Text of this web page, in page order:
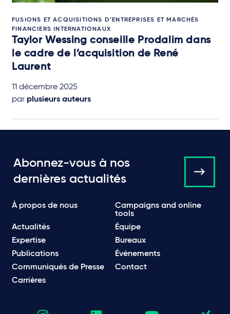
FUSIONS ET ACQUISITIONS D’ENTREPRISES ET MARCHÉS
FINANCIERS INTERNATIONAUX
Taylor Wessing conseille Prodalim dans
le cadre de l’acquisition de René
Laurent
11 décembre 2025
par plusieurs auteurs
Abonnez-vous à nos
dernières actualités
À propos de nous
Campaigns and online
tools
Actualités
Équipe
Expertise
Bureaux
Publications
Événements
Communiqués de Presse
Contact
Carrières